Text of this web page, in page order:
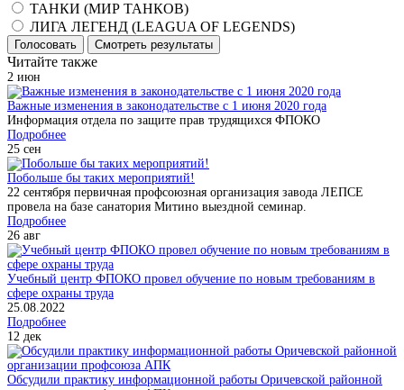
ТАНКИ (МИР ТАНКОВ)
ЛИГА ЛЕГЕНД (LEAGUA OF LEGENDS)
Голосовать Смотреть результаты
Читайте также
2 июн
Важные изменения в законодательстве с 1 июня 2020 года
Информация отдела по защите прав трудящихся ФПОКО
Подробнее
25 сен
Побольше бы таких мероприятий!
22 сентября первичная профсоюзная организация завода ЛЕПСЕ
провела на базе санатория Митино выездной семинар.
Подробнее
26 авг
Учебный центр ФПОКО провел обучение по новым требованиям в
сфере охраны труда
25.08.2022
Подробнее
12 дек
Обсудили практику информационной работы Оричевской районной